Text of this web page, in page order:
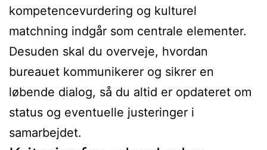
kompetencevurdering og kulturel
matchning indgår som centrale elementer.
Desuden skal du overveje, hvordan
bureauet kommunikerer og sikrer en
løbende dialog, så du altid er opdateret om
status og eventuelle justeringer i
samarbejdet.